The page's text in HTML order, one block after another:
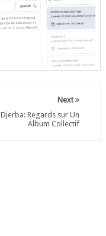
Next
Djerba: Regards sur Un
Album Collectif